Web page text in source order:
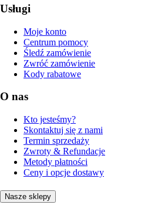
Usługi
Moje konto
Centrum pomocy
Śledź zamówienie
Zwróć zamówienie
Kody rabatowe
O nas
Kto jesteśmy?
Skontaktuj się z nami
Termin sprzedaży
Zwroty & Refundacje
Metody płatności
Ceny i opcje dostawy
Nasze sklepy